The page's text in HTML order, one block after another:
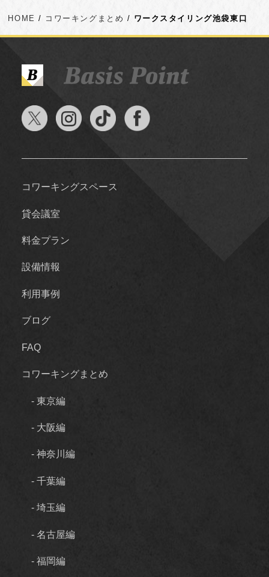
HOME コワーキングまとめ ワークスタイリング池袋東口
コワーキングスペース
貸会議室
料金プラン
設備情報
利用事例
ブログ
FAQ
コワーキングまとめ
- 東京編
- 大阪編
- 神奈川編
- 千葉編
- 埼玉編
- 名古屋編
- 福岡編